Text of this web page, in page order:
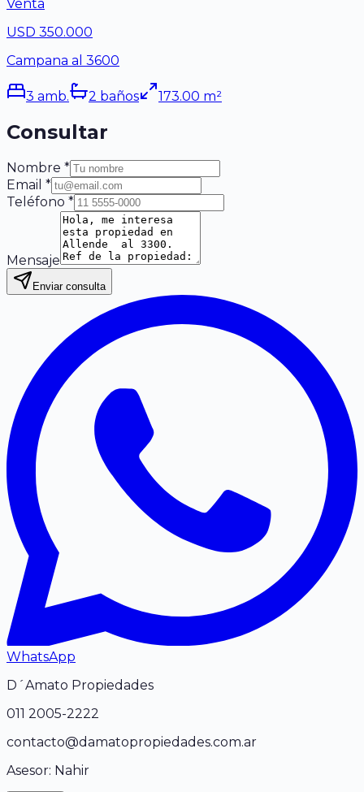
Venta
USD 350.000
Campana al 3600
3 amb. 2 baños 173.00 m²
Consultar
Nombre *
Email *
Teléfono *
Mensaje
Enviar consulta
WhatsApp
D´Amato Propiedades
011 2005-2222
contacto@damatopropiedades.com.ar
Asesor: Nahir